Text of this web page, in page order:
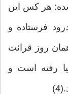
هر کس این
فرستاده و
روز قرائت
رفته است و